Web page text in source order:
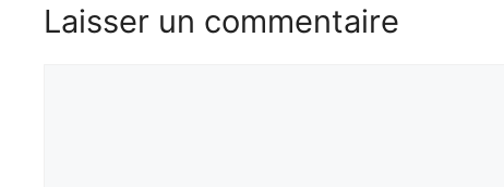
Laisser un commentaire